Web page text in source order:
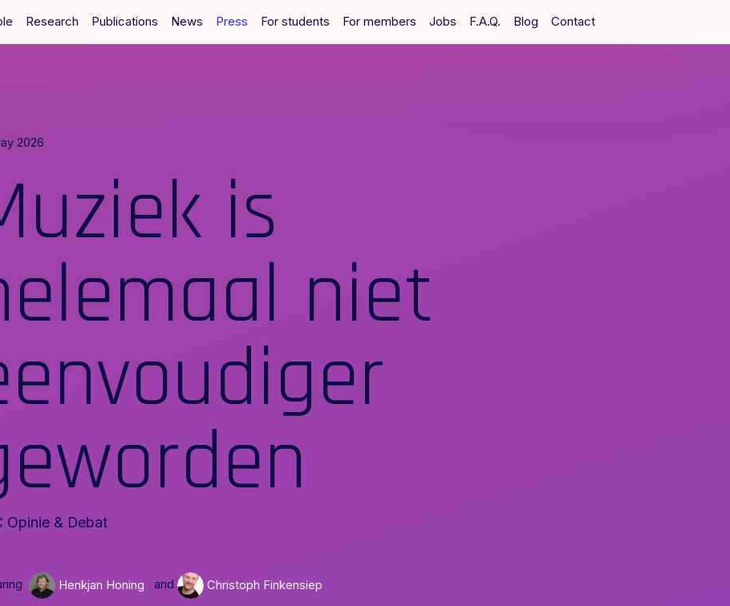
Research Publications News Press For students For members Jobs F.A.Q. Blog Contact
2026
is
niet
Opinie & Debat
Henkjan Honing and Christoph Finkensiep